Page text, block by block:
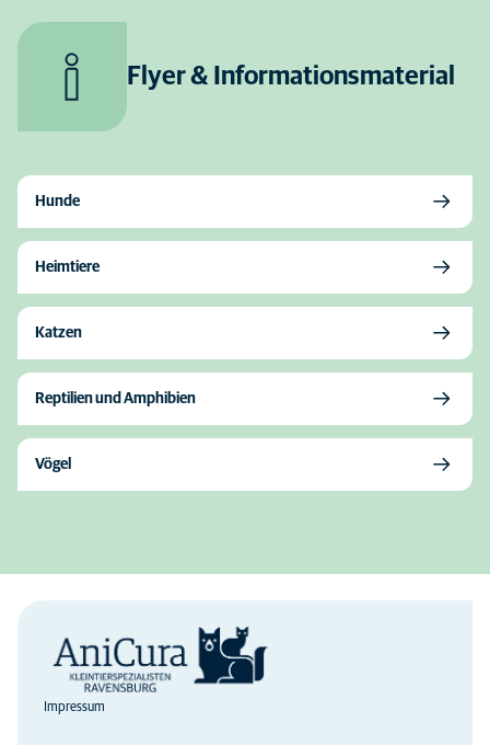
Flyer & Informationsmaterial
Hunde
Heimtiere
Katzen
Reptilien und Amphibien
Vögel
Impressum